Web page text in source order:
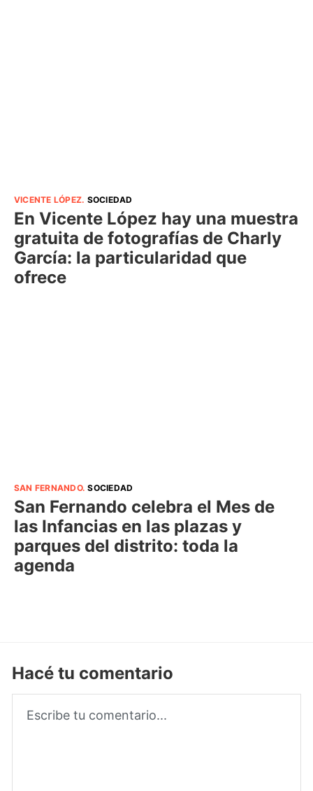
VICENTE LÓPEZ. SOCIEDAD
En Vicente López hay una muestra
gratuita de fotografías de Charly
García: la particularidad que
ofrece
SAN FERNANDO.SOCIEDAD
San Fernando celebra el Mes de
las Infancias en las plazas y
parques del distrito: toda la
agenda
Hacé tu comentario